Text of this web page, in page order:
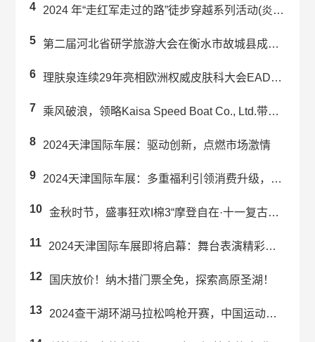
4 2024 年“走红军走过的路”徒步穿越系列活动(炎陵站) 举办
5 第二届河北省研学旅游大会在衡水市故城县成功举办
6 理肤泉连续29年亮相欧洲权威皮肤科大会EADV 强势引领科学护肤未来趋势
7 乘风破浪，领略Kaisa Speed Boat Co., Ltd.带来的...
8 2024天津国际车展：驱动创新，点燃市场激情
9 2024天津国际车展：多重福利引领消费升级，赋能汽车行业新发展
10 金秋时节，盛事狂欢I棉3“摩登自在·十一复古派对”预热来袭！
11 2024天津国际车展即将启幕：舞台表演精彩纷呈！
12 国庆放价！纳木措门票全免，探索高原圣湖！
13 2024查干湖环湖马拉松鸣枪开赛，中国运动员包揽男女子冠军